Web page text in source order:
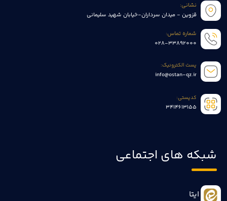
نشانی:
قزوین - میدان سرداران-خیابان شهید سلیمانی
شماره تماس:
028-33892000
پست الکترونیک:
info@ostan-qz.ir
کدپستی:
3414613155
شبکه های اجتماعی
ایتا